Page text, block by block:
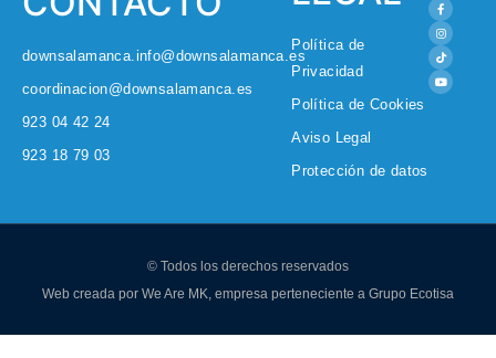
downsalamanca.info@downsalamanca.es
coordinacion@downsalamanca.es
923 04 42 24
923 18 79 03
Política de
Privacidad
Política de Cookies
Aviso Legal
Protección de datos
© Todos los derechos reservados
Web creada por We Are MK, empresa perteneciente a Grupo Ecotisa